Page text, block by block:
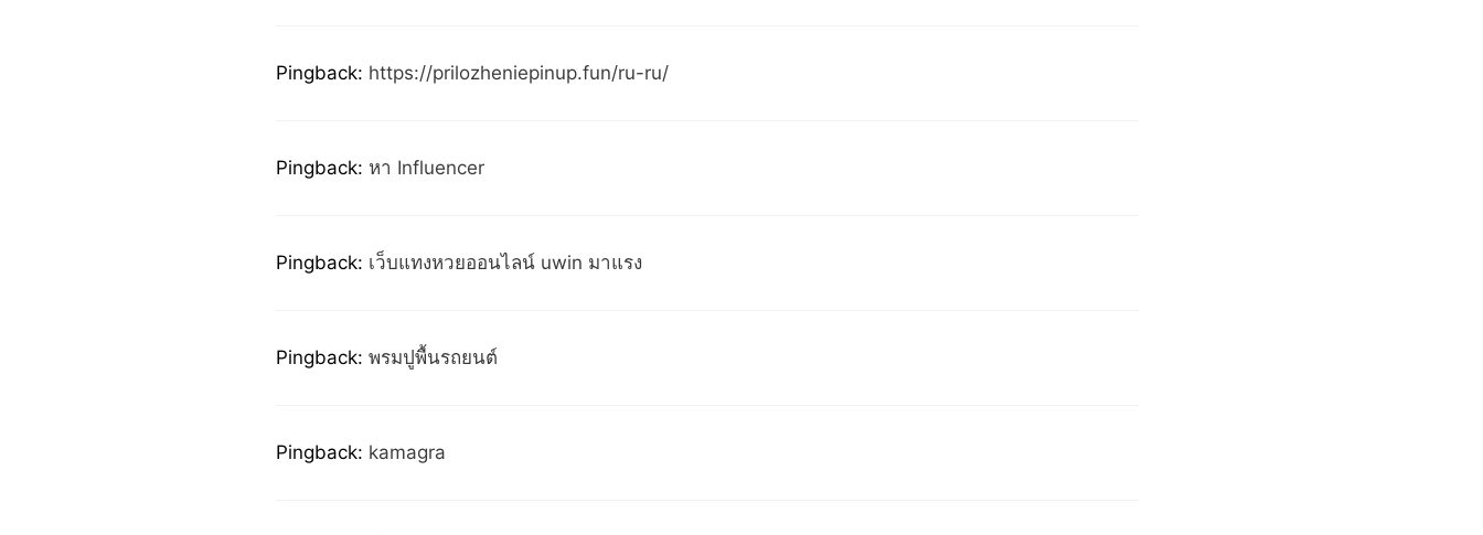
Pingback: https://prilozheniepinup.fun/ru-ru/
Pingback: หา Influencer
Pingback: เว็บแทงหวยออนไลน์ uwin มาแรง
Pingback: พรมปูพื้นรถยนต์
Pingback: kamagra